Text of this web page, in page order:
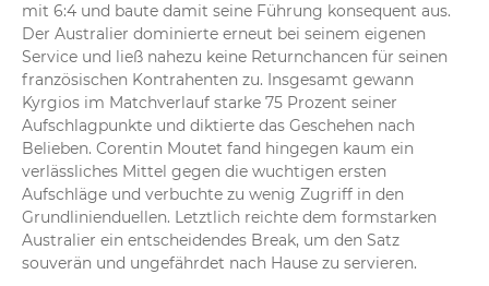
mit 6:4 und baute damit seine Führung konsequent aus.
Der Australier dominierte erneut bei seinem eigenen
Service und ließ nahezu keine Returnchancen für seinen
französischen Kontrahenten zu. Insgesamt gewann
Kyrgios im Matchverlauf starke 75 Prozent seiner
Aufschlagpunkte und diktierte das Geschehen nach
Belieben. Corentin Moutet fand hingegen kaum ein
verlässliches Mittel gegen die wuchtigen ersten
Aufschläge und verbuchte zu wenig Zugriff in den
Grundlinienduellen. Letztlich reichte dem formstarken
Australier ein entscheidendes Break, um den Satz
souverän und ungefährdet nach Hause zu servieren.